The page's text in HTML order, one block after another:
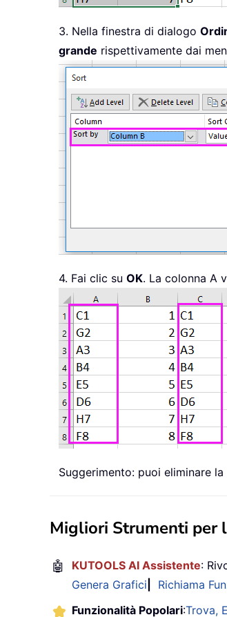
3. Nella finestra di dialogo
grande rispettivamente dai
4. Fai clic su OK. La colonna A
Suggerimento: puoi eliminare
Migliori Strumenti per
🤖 KUTOOLS AI Assistente:
Genera Grafici
Richiama
Funzionalità Popolari:Trova,